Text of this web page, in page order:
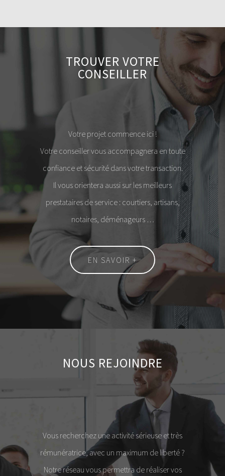
TROUVER VOTRE
CONSEILLER
Votre projet commence ici !
Votre conseiller vous accompagnera en toute
confiance et sécurité dans votre transaction.
Il vous orientera aussi sur les meilleurs
prestataires de service : courtiers, artisans,
notaires, déménageurs …
EN SAVOIR +
NOUS REJOINDRE
Vous recherchez une activité sérieuse et très
rémunératrice, avec un maximum de liberté ?
Notre réseau vous permettra de réaliser vos